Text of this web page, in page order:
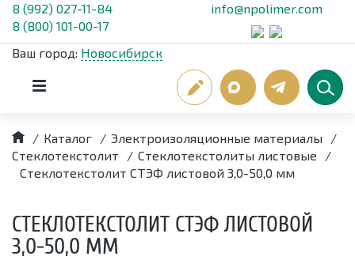
8 (992) 027-11-84
8 (800) 101-00-17
info@npolimer.com
Ваш город: Новосибирск
/ Каталог / Электроизоляционные материалы
/
Стеклотекстолит
/ Стеклотекстолиты листовые
/
Стеклотекстолит СТЭФ листовой 3,0-50,0 мм
СТЕКЛОТЕКСТОЛИТ СТЭФ ЛИСТОВОЙ
3,0-50,0 ММ